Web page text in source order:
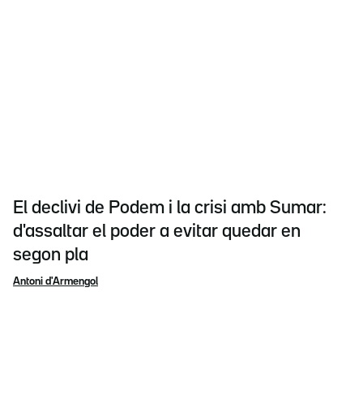
El declivi de Podem i la crisi amb Sumar:
d'assaltar el poder a evitar quedar en
segon pla
Antoni d'Armengol